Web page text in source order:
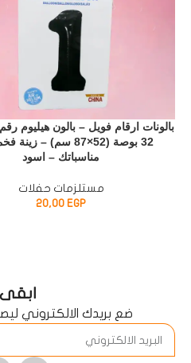
32 بوصة (52×87 سم) –
مناسباتك – اسود
مستلزمات حفلات
20,00EGP
ضع بريدك الالكتروني